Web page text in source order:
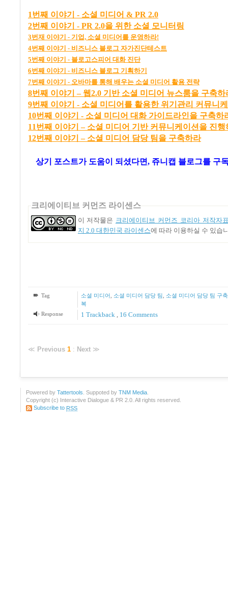
1번째 이야기 - 소셜 미디어 & PR 2.0
2번째 이야기 - PR 2.0을 위한 소셜 모니터링
3번재 이야기 - 기업, 소셜 미디어를 운영하라!
4번째 이야기 - 비즈니스 블로그 자가진단테스트
5번째 이야기 - 블로고스피어 대화 진단
6번째 이야기 - 비즈니스 블로그 기획하기
7번째 이야기 - 오바마를 통해 배우는 소셜 미디어 활용 전략
8번째 이 야기 – 웹2.0 기 반 소셜 미 디어 뉴스룸을 구축하
9번째 이야기 - 소셜 미디어를 활용한 위기관리 커뮤니
10번째 이야기 - 소셜 미디어 대화 가이드라인을 구축하
11번째 이 야기 – 소셜 미 디어 기 반 커 뮤니 케 이 션을 진행
12번째 이 야기 – 소셜 미 디어 담당 팀을 구축하라
상기 포스트가 도움이 되셨다면, 쥬니캡 블로그를 구
크리에이티브 커먼즈 라이센스
이 저작물은 크리에이티브 커먼즈 코리아 저작자
지 2.0 대한민국 라이센스에 따라 이용하실 수 있습
Tag 소셜 미디어, 소셜 미디어 담당 팀, 소셜 미디어 담당 팀 구축
복
Response
1 Trackback 16 Comments
≪ Previous 1 : Next ≫
Powered by Tattertools . Suppoted by TNM Media
Copyright (c) Interactive Dialogue & PR 2.0. All rights reserved.
Subscribe to RSS